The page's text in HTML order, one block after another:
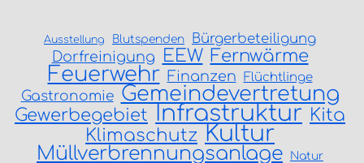
Ausstellung Blutspenden Bürgerbeteiligung
Dorfreinigung EEW Fernwärme
Feuerwehr Finanzen Flüchtlinge
Gastronomie Gemeindevertretung
Gewerbegebiet Infrastruktur Kita
Klimaschutz Kultur
Müllverbrennungsanlage Natur